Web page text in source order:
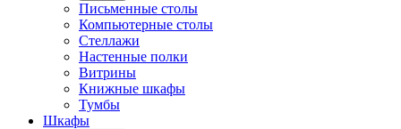
Письменные столы
Компьютерные столы
Стеллажи
Настенные полки
Витрины
Книжные шкафы
Тумбы
Шкафы